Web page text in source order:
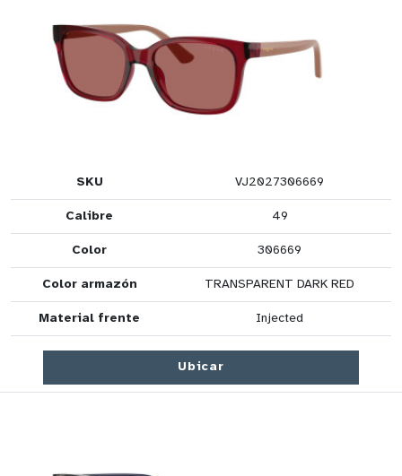
SKU VJ2027306669
Calibre 49
Color 306669
Color armazón TRANSPARENT DARK RED
Material frente Injected
Ubicar